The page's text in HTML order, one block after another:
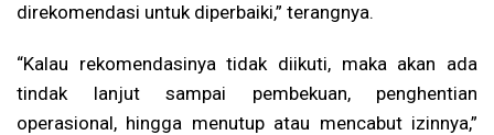
direkomendasi untuk diperbaiki,” terangnya.
“Kalau rekomendasinya tidak diikuti, maka akan ada
tindak lanjut sampai pembekuan, penghentian
operasional, hingga menutup atau mencabut izinnya,”